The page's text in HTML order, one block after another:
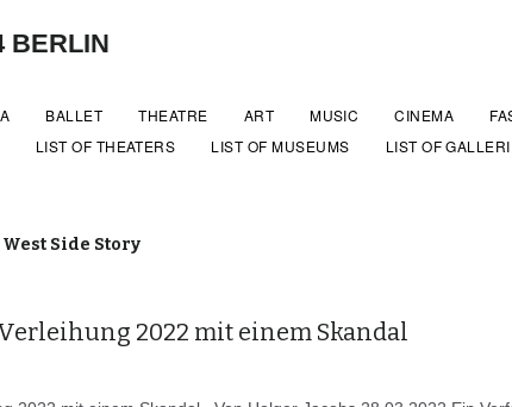
BALLET THEATRE ART MUSIC CINEMA
LIST OF THEATERS LIST OF MUSEUMS LIST OF
Side Story
2022 mit einem Skandal